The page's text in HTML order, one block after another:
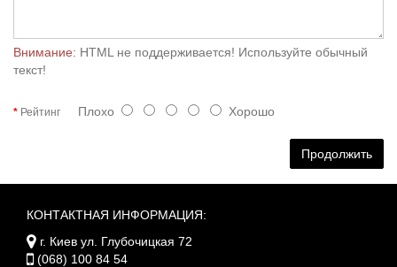
Внимание: HTML не поддерживается! Используйте обычный
текст!
Рейтинг Плохо Хорошо
Продолжить
КОНТАКТНАЯ ИНФОРМАЦИЯ:
г. Киев ул. Глубочицкая 72
(068) 100 84 54